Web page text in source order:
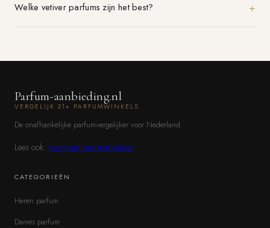
Welke vetiver parfums zijn het best?
Parfum-aanbieding.nl
VERGELIJK 21+ PARFUMWINKELS
De onafhankelijke parfumvergelijker voor Nederland.
Lees ook: herenparfums met vetiver
CATEGORIEËN
Heren parfum
Dames parfum